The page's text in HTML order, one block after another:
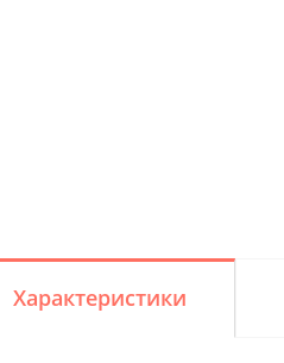
Характеристики